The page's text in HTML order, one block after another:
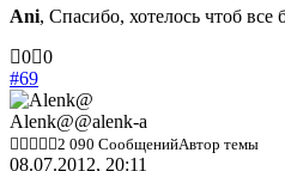
Ani, Спасибо, хотелось чтоб
Голосуйте
-
палец
вниз.
0 Голосуйте
палец
вверх.
0
#69
Alenk@@alenk-a
2 090 СообщенийАвтор темы
08.07.2012, 20:11